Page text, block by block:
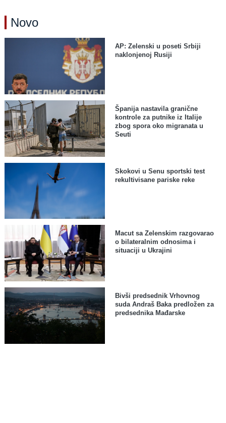
Novo
AP: Zelenski u poseti Srbiji
naklonjenoj Rusiji
Španija nastavila granične
kontrole za putnike iz Italije
zbog spora oko migranata u
Seuti
Skokovi u Senu sportski test
rekultivisane pariske reke
Macut sa Zelenskim razgovarao
o bilateralnim odnosima i
situaciji u Ukrajini
Bivši predsednik Vrhovnog
suda Andraš Baka predložen za
predsednika Mađarske